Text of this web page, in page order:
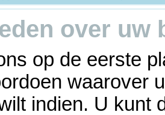
over uw
op de eerste
waarover
indien. U kunt